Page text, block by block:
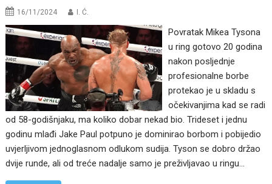
16/11/2024 I. Ć.
Povratak Mikea Tysona
u ring gotovo 20 godina
nakon posljednje
profesionalne borbe
protekao je u skladu s
očekivanjima kad se radi
od 58-godišnjaku, ma koliko dobar nekad bio. Trideset i jednu
godinu mlađi Jake Paul potpuno je dominirao borbom i pobijedio
uvjerljivom jednoglasnom odlukom sudija. Tyson se dobro držao
dvije runde, ali od treće nadalje samo je preživljavao u ringu…